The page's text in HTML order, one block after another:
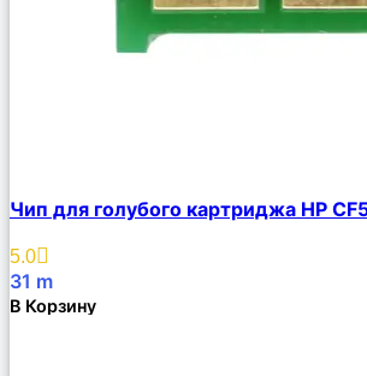
Описание
Избранное
Чип для голубого картриджа HP
5.0
31 m
В Корзину